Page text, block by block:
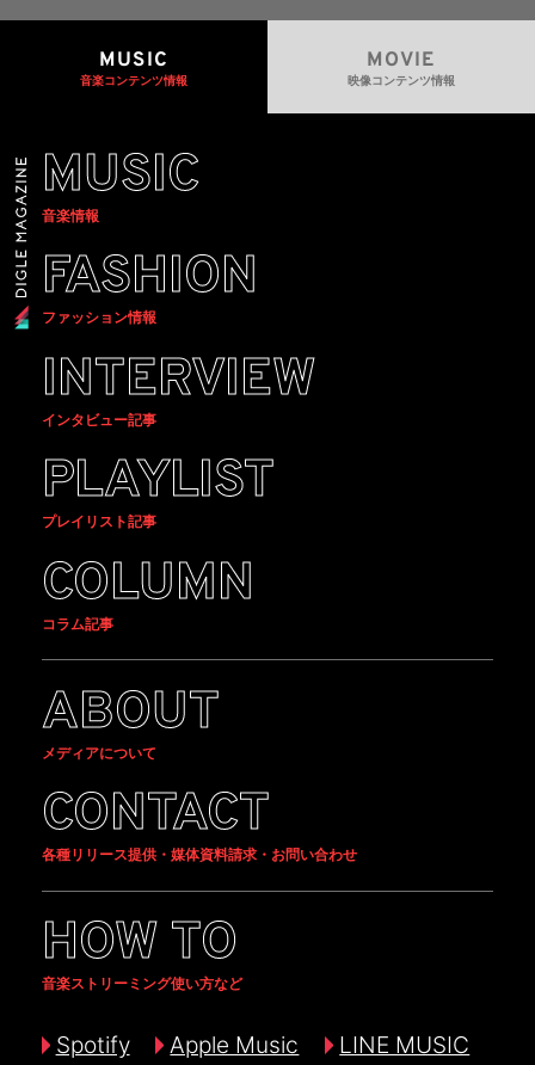
MUSIC
音楽コンテンツ情報
MOVIE
映像コンテンツ情報
MUSIC
音楽情報
FASHION
ファッション情報
INTERVIEW
インタビュー記事
PLAYLIST
プレイリスト記事
COLUMN
コラム記事
ABOUT
メディアについて
CONTACT
各種リリース提供・媒体資料請求・お問い合わせ
HOW TO
音楽ストリーミング使い方など
Spotify Apple Music
LINE MUSIC